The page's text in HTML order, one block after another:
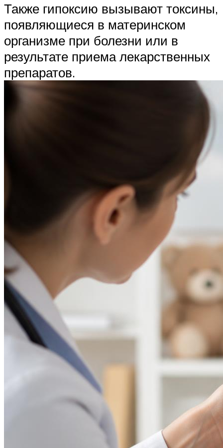
Также гипоксию вызывают токсины,
появляющиеся в материнском
организме при болезни или в
результате приема лекарственных
препаратов.